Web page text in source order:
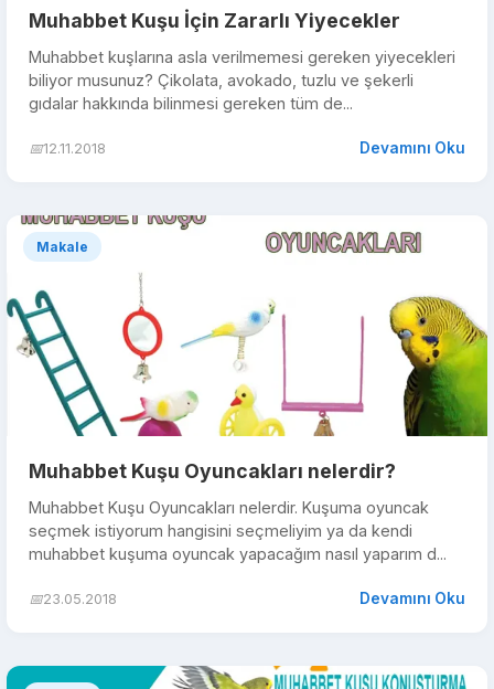
Muhabbet Kuşu İçin Zararlı Yiyecekler
Muhabbet kuşlarına asla verilmemesi gereken yiyecekleri
biliyor musunuz? Çikolata, avokado, tuzlu ve şekerli
gıdalar hakkında bilinmesi gereken tüm de...
📅12.11.2018 Devamını Oku
Makale
Muhabbet Kuşu Oyuncakları nelerdir?
Muhabbet Kuşu Oyuncakları nelerdir. Kuşuma oyuncak
seçmek istiyorum hangisini seçmeliyim ya da kendi
muhabbet kuşuma oyuncak yapacağım nasıl yaparım d...
📅23.05.2018 Devamını Oku